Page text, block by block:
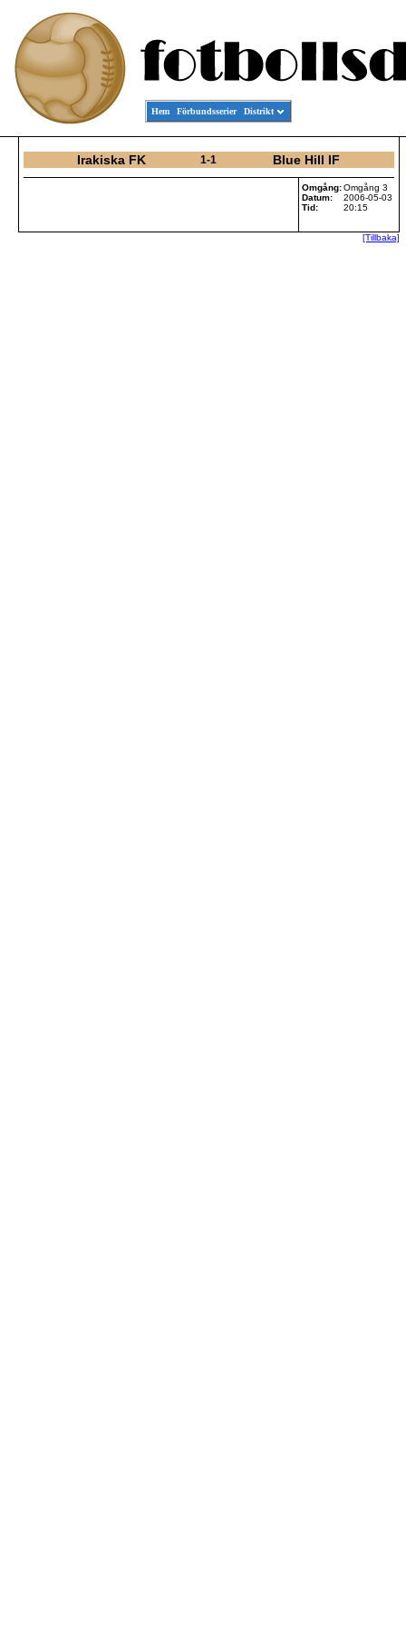
Hem Förbundsserier Distrikt
Irakiska FK 1-1 Blue Hill IF
Omgång:Omgång 3
Datum:
2006-05-03
Tid:
20:15
[Tillbaka]